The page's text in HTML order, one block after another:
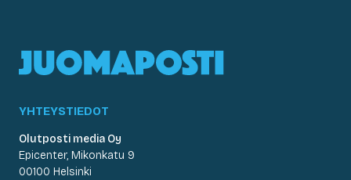
YHTEYSTIEDOT
Olutposti media Oy
Epicenter, Mikonkatu 9
00100 Helsinki